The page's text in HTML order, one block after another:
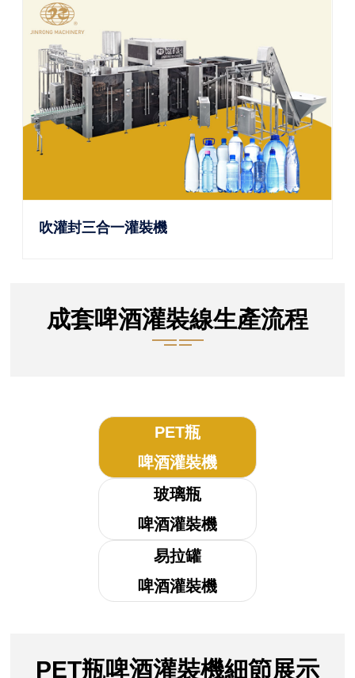
吹灌封三合一灌裝機
成套啤酒灌裝線生產流程
PET瓶
啤酒灌裝機
玻璃瓶
啤酒灌裝機
易拉罐
啤酒灌裝機
PET瓶啤酒灌裝機細節展示